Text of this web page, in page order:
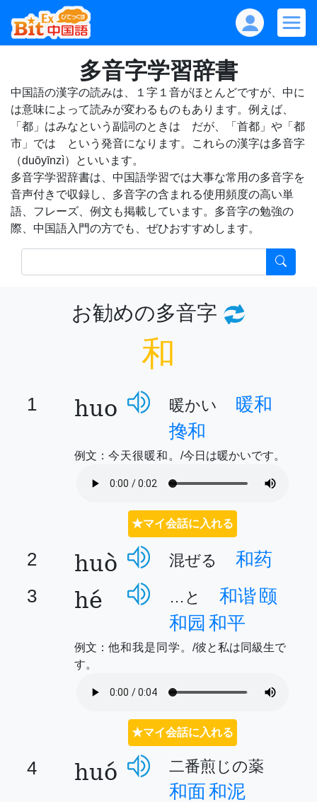
多音字学習辞書
中国語の漢字の読みは、１字１音がほとんどですが、中に
は意味によって読みが変わるものもあります。例えば、
「都」はみなという副詞のときは だが、「首都」や「都
市」では という発音になります。これらの漢字は多音字
（duōyīnzì）といいます。
多音字学習辞書は、中国語学習では大事な常用の多音字を
音声付きで収録し、多音字の含まれる使用頻度の高い単
語、フレーズ、例文も掲載しています。多音字の勉強の
際、中国語入門の方でも、ぜひおすすめします。
お勧めの多音字
和
1 huo 暖かい
暖和
搀和
例文： 今天很暖和。 /今日は暖かいです。
★マイ会話に入れる
2 huò 混ぜる
和药
3
hé …と 和谐 颐
和园 和平
例文： 他和我是同学。 /彼と私は同級生で
す。
★マイ会話に入れる
4 huó 二番煎じの薬
和面和泥